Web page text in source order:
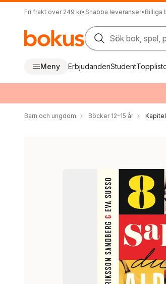
Fri frakt över 249 kr• Snabba leveranser• Billiga
Sök bok, spel,
Meny ErbjudandenStudent
Barn och ungdom Böcker 12-15 år